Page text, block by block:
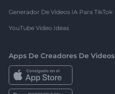
Generador De Videos IA Para TikTok
YouTube Video Ideas
Apps De Creadores De Videos